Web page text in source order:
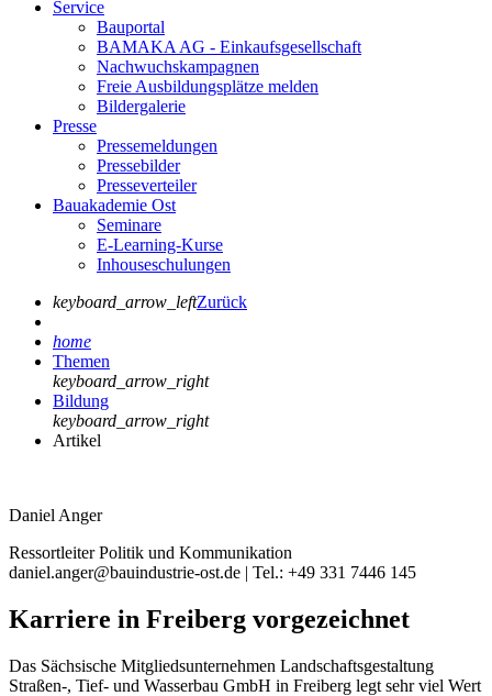
Service
Bauportal
BAMAKA AG - Einkaufsgesellschaft
Nachwuchskampagnen
Freie Ausbildungsplätze melden
Bildergalerie
Presse
Pressemeldungen
Pressebilder
Presseverteiler
Bauakademie Ost
Seminare
E-Learning-Kurse
Inhouseschulungen
keyboard_arrow_leftZurück
home
Themen
keyboard_arrow_right
Bildung
keyboard_arrow_right
Artikel
Daniel Anger
Ressortleiter Politik und Kommunikation
daniel.anger@bauindustrie-ost.de | Tel.: +49 331 7446 145
Karriere in Freiberg vorgezeichnet
Das Sächsische Mitgliedsunternehmen Landschaftsgestaltung
Straßen-, Tief- und Wasserbau GmbH in Freiberg legt sehr viel Wert